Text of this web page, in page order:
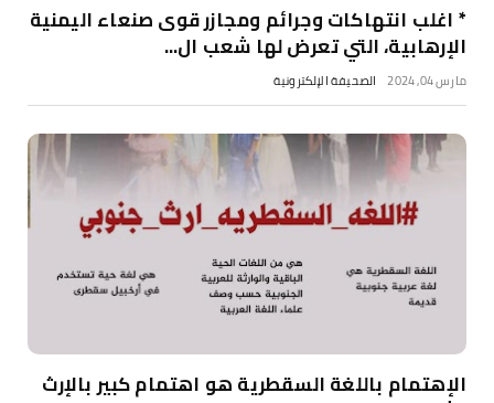
* اغلب انتهاكات وجرائم ومجازر قوى صنعاء اليمنية
الإرهابية، التي تعرض لها شعب ال...
مارس 04, 2024 الصحيفة الإلكترونية
الإهتمام باللغة السقطرية هو اهتمام كبير بالإرث